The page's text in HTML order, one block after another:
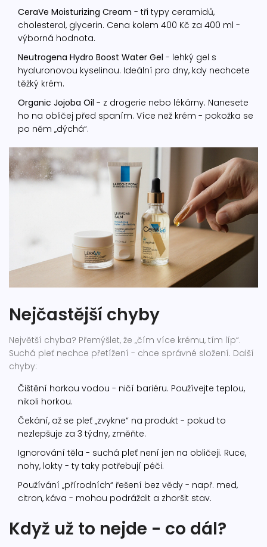
CeraVe Moisturizing Cream - tři typy ceramidů,
cholesterol, glycerin. Cena kolem 400 Kč za 400 ml -
výborná hodnota.
Neutrogena Hydro Boost Water Gel - lehký gel s
hyaluronovou kyselinou. Ideální pro dny, kdy nechcete
těžký krém.
Organic Jojoba Oil - z drogerie nebo lékárny. Nanesete
ho na obličej před spaním. Více než krém - pokožka se
po něm „dýchá“.
Nejčastější chyby
Největší chyba? Přemýšlet, že „čím více krému, tím líp“.
Suchá pleť nechce přetížení - chce správné složení. Další
chyby:
Čištění horkou vodou - ničí bariéru. Používejte teplou,
nikoli horkou.
Čekání, až se pleť „zvykne“ na produkt - pokud to
nezlepšuje za 3 týdny, změňte.
Ignorování těla - suchá pleť není jen na obličeji. Ruce,
nohy, lokty - ty taky potřebují péči.
Používání „přírodních“ řešení bez vědy - např. med,
citron, káva - mohou podráždit a zhoršit stav.
Když už to nejde - co dál?